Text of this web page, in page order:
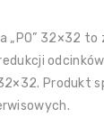
„PO” 32×32
Produkt